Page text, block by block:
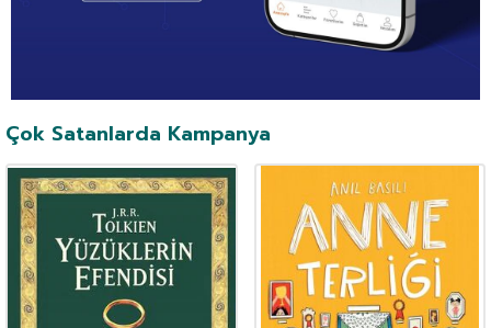
Çok Satanlarda Kampanya